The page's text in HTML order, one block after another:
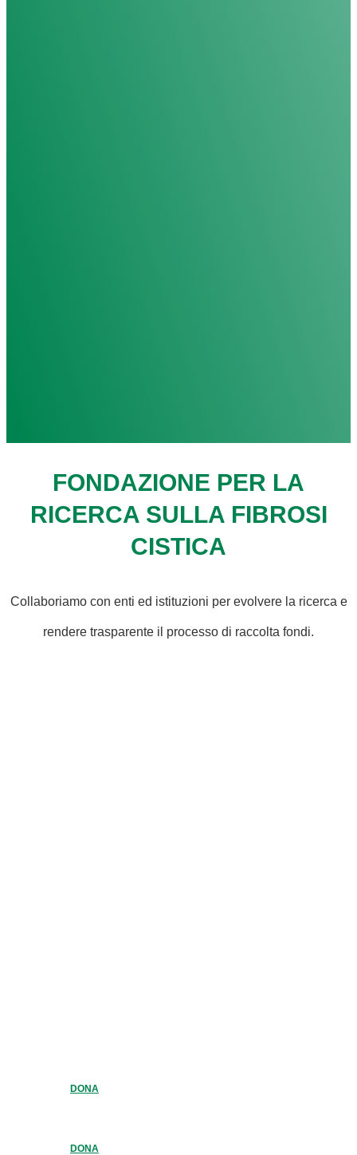
FONDAZIONE PER LA
RICERCA SULLA FIBROSI
CISTICA
Collaboriamo con enti ed istituzioni per evolvere la ricerca e
rendere trasparente il processo di raccolta fondi.
DONA
DONA